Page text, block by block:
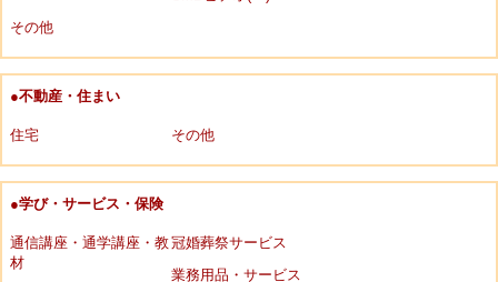
その他
●不動産・住まい
住宅 その他
●学び・サービス・保険
通信講座・通学講座・教
材
冠婚葬祭サービス
業務用品・サービス